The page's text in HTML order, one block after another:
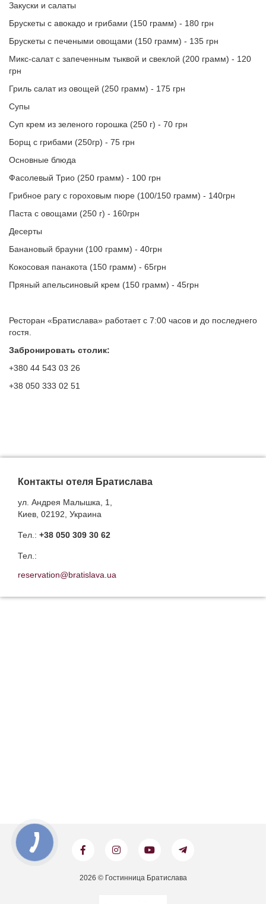
Закуски и салаты
Брускеты с авокадо и грибами (150 грамм) - 180 грн
Брускеты с печеными овощами (150 грамм) - 135 грн
Микс-салат с запеченным тыквой и свеклой (200 грамм) - 120
грн
Гриль салат из овощей (250 грамм) - 175 грн
Супы
Суп крем из зеленого горошка (250 г) - 70 грн
Борщ с грибами (250гр) - 75 грн
Основные блюда
Фасолевый Трио (250 грамм) - 100 грн
Грибное рагу с гороховым пюре (100/150 грамм) - 140грн
Паста с овощами (250 г) - 160грн
Десерты
Банановый брауни (100 грамм) - 40грн
Кокосовая панакота (150 грамм) - 65грн
Пряный апельсиновый крем (150 грамм) - 45грн
Ресторан «Братислава» работает с 7:00 часов и до последнего
гостя.
Забронировать столик:
+380 44 543 03 26
+38 050 333 02 51
Контакты отеля Братислава
ул. Андрея Малышка, 1,
Киев, 02192, Украина
Тел.: +38 050 309 30 62
Тел.:
reservation@bratislava.ua
2026 © Гостинница Братислава